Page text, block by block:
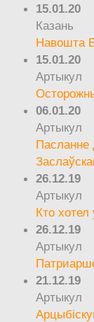
15.01.20
Казань
Навошта
15.01.20
Артыкул
06.01.20
Артыкул
Пасланне
26.12.19
Артыкул
Кто хотел
26.12.19
Артыкул
21.12.19
Артыкул